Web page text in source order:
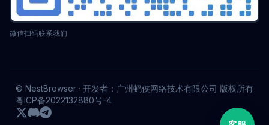
微信扫码联系我们
© NestBrowser · 开发者：广州蚂侠网络技术有限公司 版权所有
粤ICP备2022132880号-4